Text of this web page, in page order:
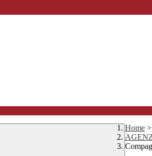
Home >